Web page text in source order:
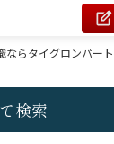
ならタイグロンパー
検索